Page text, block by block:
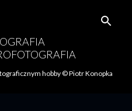
hobby © Piotr Konopka